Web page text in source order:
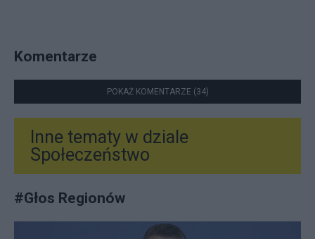
Komentarze
POKAŻ KOMENTARZE (34)
Inne tematy w dziale
Społeczeństwo
#Głos Regionów